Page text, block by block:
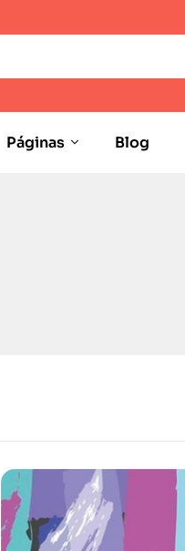
Páginas Blog